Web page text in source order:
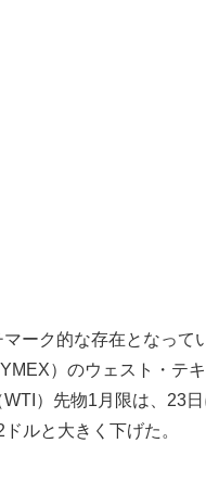
ーク的な存在となって
）のウェスト・テ
）先物1月限は、23
ルと大きく下げた。